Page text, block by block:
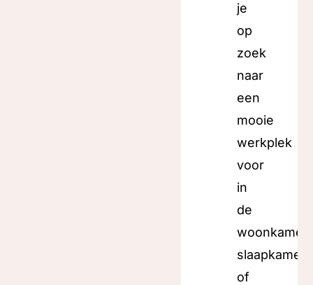
je
op
zoek
naar
een
mooie
werkplek
voor
in
de
woonkamer,
slaapkamer
of